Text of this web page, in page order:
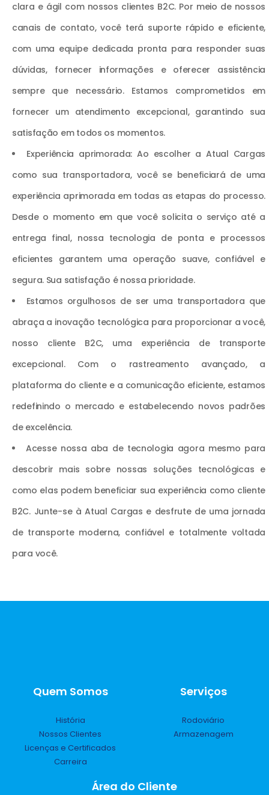
clara e ágil com nossos clientes B2C. Por meio de nossos
canais de contato, você terá suporte rápido e eficiente,
com uma equipe dedicada pronta para responder suas
dúvidas, fornecer informações e oferecer assistência
sempre que necessário. Estamos comprometidos em
fornecer um atendimento excepcional, garantindo sua
satisfação em todos os momentos.
Experiência aprimorada: Ao escolher a Atual Cargas
como sua transportadora, você se beneficiará de uma
experiência aprimorada em todas as etapas do processo.
Desde o momento em que você solicita o serviço até a
entrega final, nossa tecnologia de ponta e processos
eficientes garantem uma operação suave, confiável e
segura. Sua satisfação é nossa prioridade.
Estamos orgulhosos de ser uma transportadora que
abraça a inovação tecnológica para proporcionar a você,
nosso cliente B2C, uma experiência de transporte
excepcional. Com o rastreamento avançado, a
plataforma do cliente e a comunicação eficiente, estamos
redefinindo o mercado e estabelecendo novos padrões
de excelência.
Acesse nossa aba de tecnologia agora mesmo para
descobrir mais sobre nossas soluções tecnológicas e
como elas podem beneficiar sua experiência como cliente
B2C. Junte-se à Atual Cargas e desfrute de uma jornada
de transporte moderna, confiável e totalmente voltada
para você.
Quem Somos
História
Nossos Clientes
Licenças e Certificados
Carreira
Serviços
Rodoviário
Armazenagem
Área do Cliente